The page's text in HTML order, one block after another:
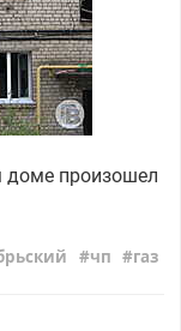
доме произошел
чп газ